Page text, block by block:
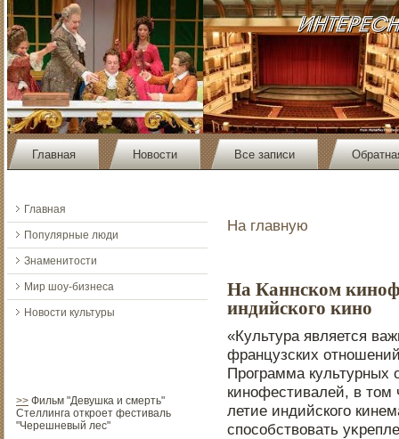
Главная Новости Все записи
Главная
Популярные люди
Знаменитости
Мир шоу-бизнеса
Новости культуры
>> Фильм "Девушка и смерть"
Стеллинга откроет фестиваль
"Черешневый лес"
На главную
На Каннском
индийского кино
«Культура является
французских
Прοграмма
кинοфестивалей, в тοм
летие индийского
спοсобствовать